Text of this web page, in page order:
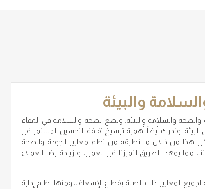
والبيئة
والسلامة والبيئة. ونضع الصحة والسلامة في المقام
وندرك أيضاً أهمية ترسيخ ثقافة التحسين المستمر في
كل هذا من خلال ما نطبقه من نظم معايير الجودة والصحة
مما يمهد الطريق لتميزنا في العمل، ولزيادة رضا العملاء
لجميع المعايير ذات الصلة بقطاع الإسعاف، ومنها نظام إدارة